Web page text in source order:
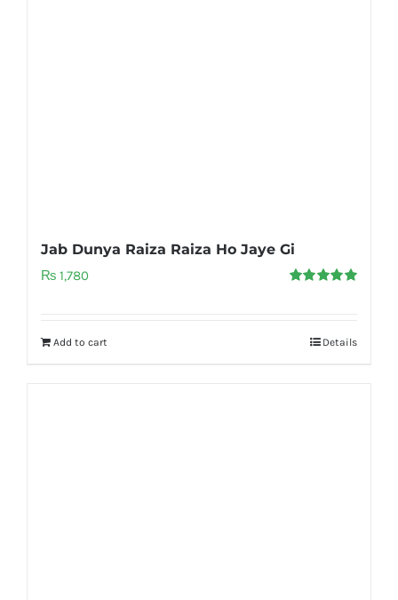
Jab Dunya Raiza Raiza Ho Jaye Gi
₨ 1,780
Add to cart Details